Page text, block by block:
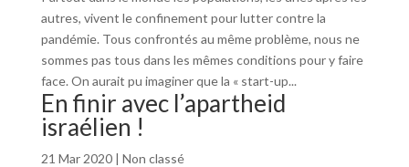
autres, vivent le confinement pour lutter contre la
pandémie. Tous confrontés au même problème, nous ne
sommes pas tous dans les mêmes conditions pour y faire
face. On aurait pu imaginer que la « start-up...
En finir avec l’apartheid
israélien !
21 Mar 2020| Non classé